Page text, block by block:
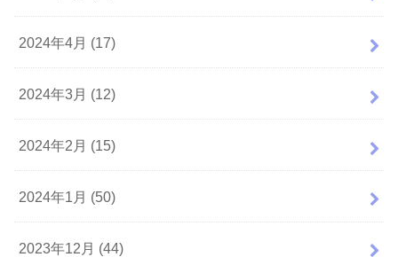
2024年4月 (17)
2024年3月 (12)
2024年2月 (15)
2024年1月 (50)
2023年12月 (44)